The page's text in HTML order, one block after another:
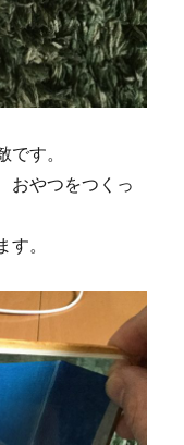
す。
おやつをつくっ
。